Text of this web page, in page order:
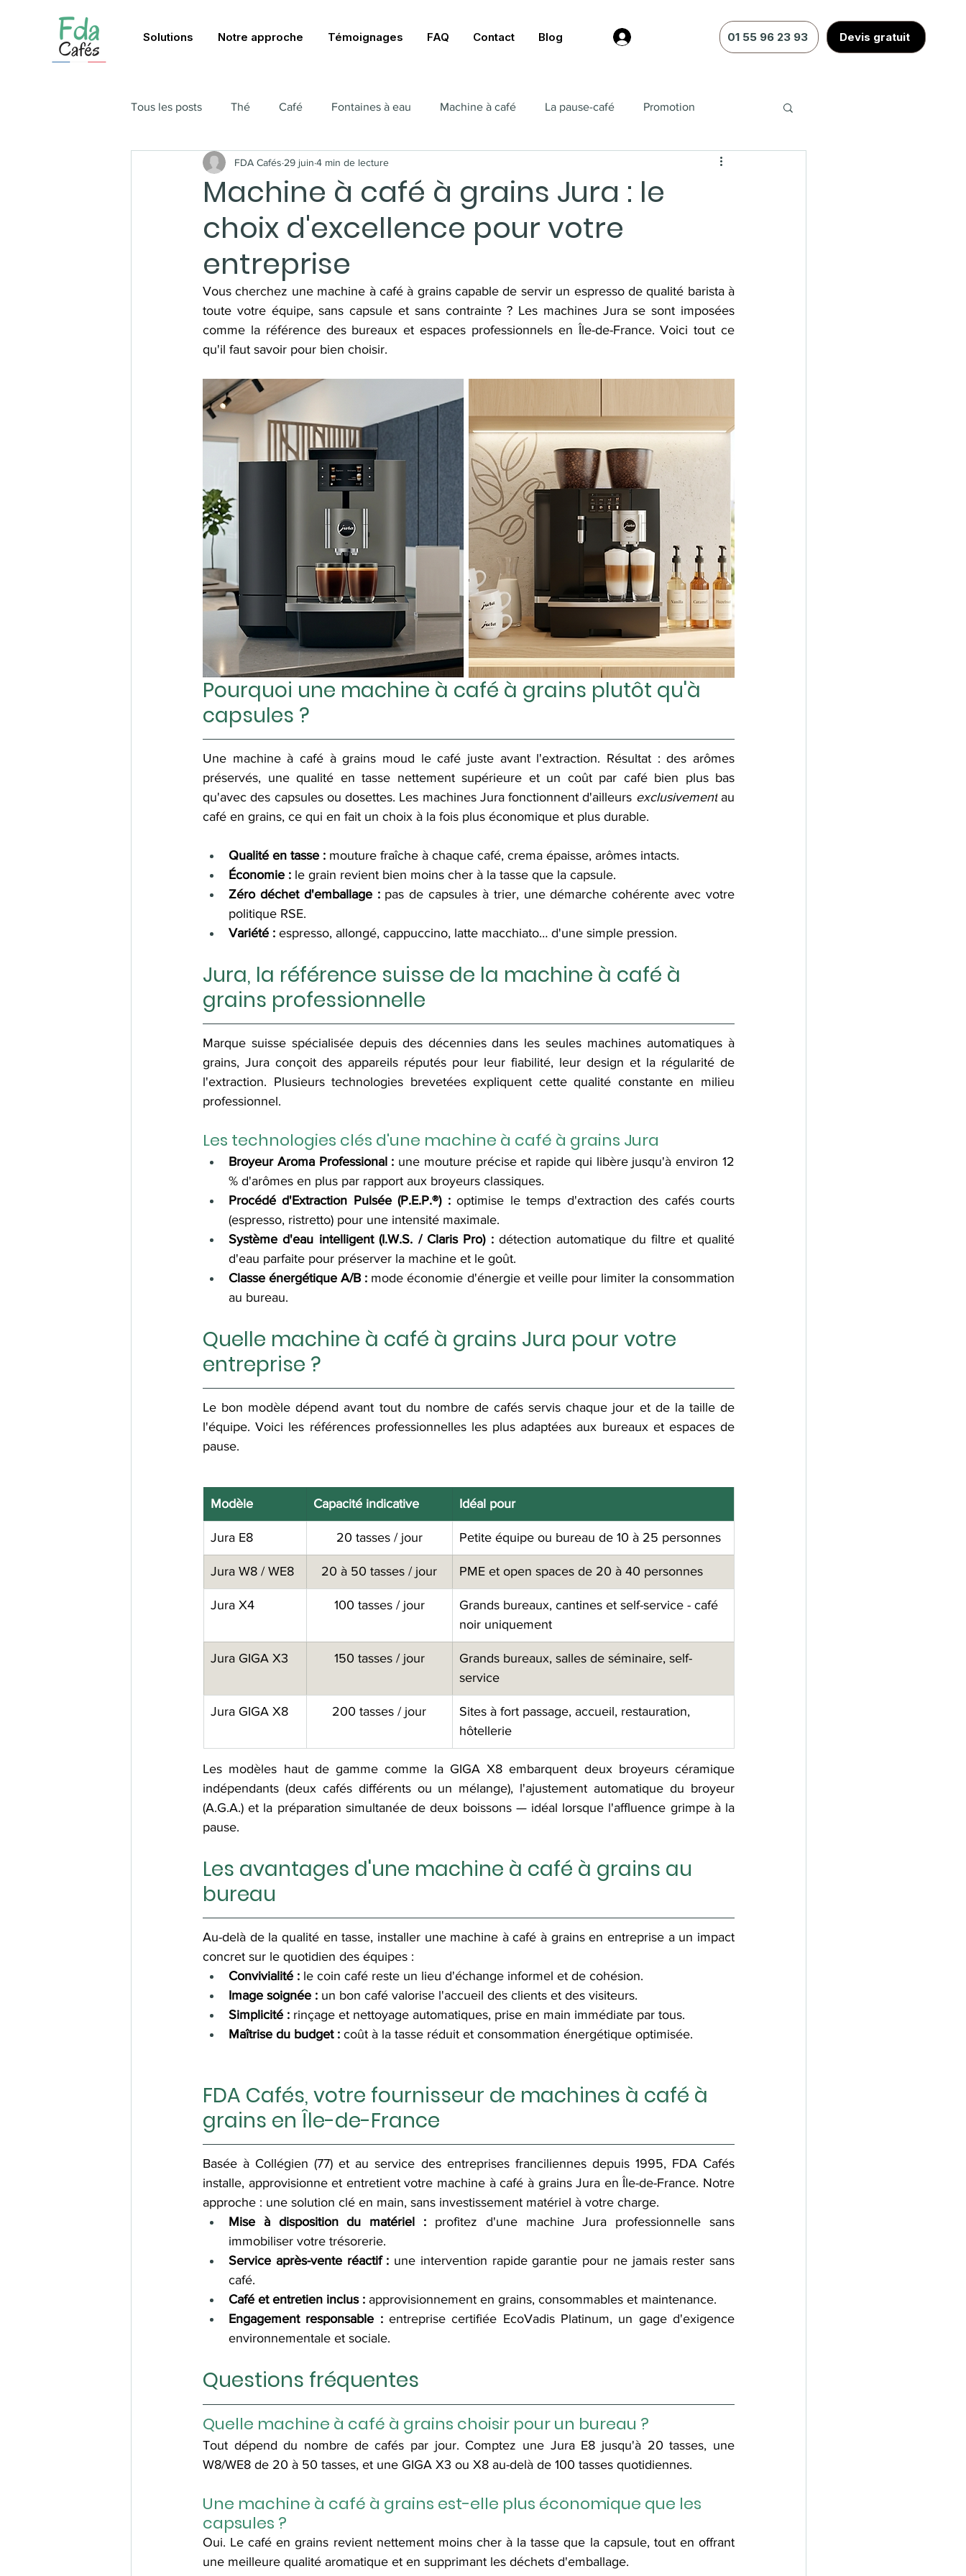
Solutions Notre approche Témoignages FAQ Contact Blog 01 55 96 23 93 Devis gratuit
Tous les posts Thé Café Fontaines à eau Machine à café La pause-café Promotion
Machine à café à grains Jura : le
choix d'excellence pour votre
entreprise
FDA Cafés 29 juin 4 min de lecture
Vous cherchez une machine à café à grains capable de servir un espresso de qualité barista à
toute votre équipe, sans capsule et sans contrainte ? Les machines Jura se sont imposées
comme la référence des bureaux et espaces professionnels en Île-de-France. Voici tout ce
qu'il faut savoir pour bien choisir.
Pourquoi une machine à café à grains plutôt qu'à
capsules ?
Une machine à café à grains moud le café juste avant l'extraction. Résultat : des arômes
préservés, une qualité en tasse nettement supérieure et un coût par café bien plus bas
qu'avec des capsules ou dosettes. Les machines Jura fonctionnent d'ailleurs exclusivement au
café en grains, ce qui en fait un choix à la fois plus économique et plus durable.
Qualité en tasse : mouture fraîche à chaque café, crema épaisse, arômes intacts.
Économie : le grain revient bien moins cher à la tasse que la capsule.
Zéro déchet d'emballage : pas de capsules à trier, une démarche cohérente avec votre
politique RSE.
Variété : espresso, allongé, cappuccino, latte macchiato… d'une simple pression.
Jura, la référence suisse de la machine à café à
grains professionnelle
Marque suisse spécialisée depuis des décennies dans les seules machines automatiques à
grains, Jura conçoit des appareils réputés pour leur fiabilité, leur design et la régularité de
l'extraction. Plusieurs technologies brevetées expliquent cette qualité constante en milieu
professionnel.
Les technologies clés d'une machine à café à grains Jura
Broyeur Aroma Professional : une mouture précise et rapide qui libère jusqu'à environ 12
% d'arômes en plus par rapport aux broyeurs classiques.
Procédé d'Extraction Pulsée (P.E.P.®) : optimise le temps d'extraction des cafés courts
(espresso, ristretto) pour une intensité maximale.
Système d'eau intelligent (I.W.S. / Claris Pro) : détection automatique du filtre et qualité
d'eau parfaite pour préserver la machine et le goût.
Classe énergétique A/B : mode économie d'énergie et veille pour limiter la consommation
au bureau.
Quelle machine à café à grains Jura pour votre
entreprise ?
Le bon modèle dépend avant tout du nombre de cafés servis chaque jour et de la taille de
l'équipe. Voici les références professionnelles les plus adaptées aux bureaux et espaces de
pause.
Modèle Capacité indicative Idéal pour
Jura E8 20 tasses / jour Petite équipe ou bureau de 10 à 25 personnes
Jura W8 / WE8 20 à 50 tasses / jour PME et open spaces de 20 à 40 personnes
Jura X4 100 tasses / jour
Grands bureaux, cantines et self-service - café
noir uniquement
Jura GIGA X3 150 tasses / jour
Grands bureaux, salles de séminaire, self-
service
Jura GIGA X8 200 tasses / jour
Sites à fort passage, accueil, restauration,
hôtellerie
Les modèles haut de gamme comme la GIGA X8 embarquent deux broyeurs céramique
indépendants (deux cafés différents ou un mélange), l'ajustement automatique du broyeur
(A.G.A.) et la préparation simultanée de deux boissons — idéal lorsque l'affluence grimpe à la
pause.
Les avantages d'une machine à café à grains au
bureau
Au-delà de la qualité en tasse, installer une machine à café à grains en entreprise a un impact
concret sur le quotidien des équipes :
Convivialité : le coin café reste un lieu d'échange informel et de cohésion.
Image soignée : un bon café valorise l'accueil des clients et des visiteurs.
Simplicité : rinçage et nettoyage automatiques, prise en main immédiate par tous.
Maîtrise du budget : coût à la tasse réduit et consommation énergétique optimisée.
FDA Cafés, votre fournisseur de machines à café à
grains en Île-de-France
Basée à Collégien (77) et au service des entreprises franciliennes depuis 1995, FDA Cafés
installe, approvisionne et entretient votre machine à café à grains Jura en Île-de-France. Notre
approche : une solution clé en main, sans investissement matériel à votre charge.
Mise à disposition du matériel : profitez d'une machine Jura professionnelle sans
immobiliser votre trésorerie.
Service après-vente réactif : une intervention rapide garantie pour ne jamais rester sans
café.
Café et entretien inclus : approvisionnement en grains, consommables et maintenance.
Engagement responsable : entreprise certifiée EcoVadis Platinum, un gage d'exigence
environnementale et sociale.
Questions fréquentes
Quelle machine à café à grains choisir pour un bureau ?
Tout dépend du nombre de cafés par jour. Comptez une Jura E8 jusqu'à 20 tasses, une
W8/WE8 de 20 à 50 tasses, et une GIGA X3 ou X8 au-delà de 100 tasses quotidiennes.
Une machine à café à grains est-elle plus économique que les
capsules ?
Oui. Le café en grains revient nettement moins cher à la tasse que la capsule, tout en offrant
une meilleure qualité aromatique et en supprimant les déchets d'emballage.